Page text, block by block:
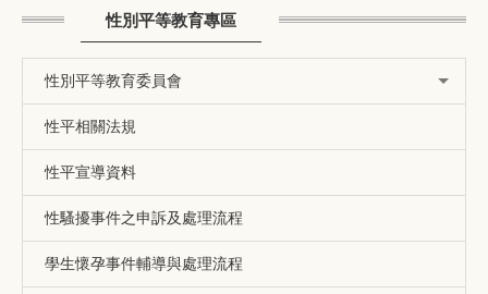
性別平等教育專區
性別平等教育委員會
性平相關法規
性平宣導資料
性騷擾事件之申訴及處理流程
學生懷孕事件輔導與處理流程